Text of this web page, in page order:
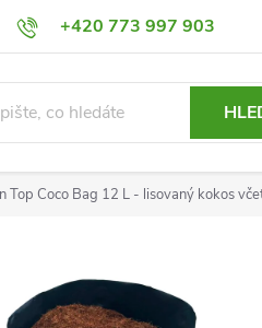
+420 773 997 903
a Vrácení Podmínky ochrany
Top Coco Bag 12 L - lisovaný kokos